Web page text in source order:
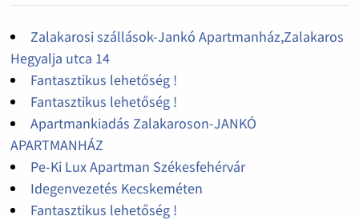
Zalakarosi szállások-Jankó Apartmanház,Zalakaros
Hegyalja utca 14
Fantasztikus lehetőség !
Fantasztikus lehetőség !
Apartmankiadás Zalakaroson-JANKÓ
APARTMANHÁZ
Pe-Ki Lux Apartman Székesfehérvár
Idegenvezetés Kecskeméten
Fantasztikus lehetőség !